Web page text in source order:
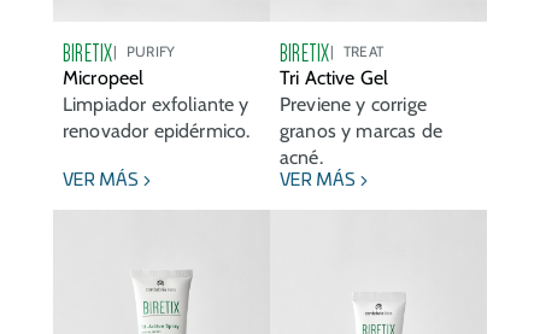
BIRETIX PURIFY
Micropeel
Limpiador exfoliante y
renovador epidérmico.
VER MÁS
BIRETIX TREAT
Tri Active Gel
Previene y corrige
granos y marcas de
acné.
VER MÁS